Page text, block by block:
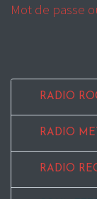
Mot de passe
RADIO
RADIO
RADIO